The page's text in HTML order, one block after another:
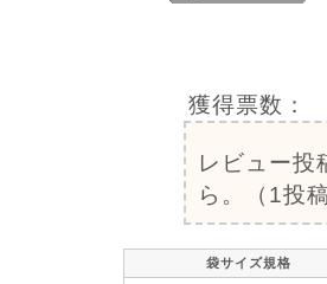
獲得票数：
レビュー投
ら。（1投
袋サイズ規格